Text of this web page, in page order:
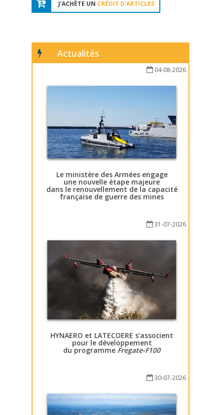
J'ACHÈTE UN CRÉDIT D'ARTICLES
Actualités
04-08-2026
Le ministère des Armées engage
une nouvelle étape majeure
dans le renouvellement de la capacité
française de guerre des mines
31-07-2026
HYNAERO et LATECOERE s’associent
pour le développement
du programme Fregate-F100
30-07-2026